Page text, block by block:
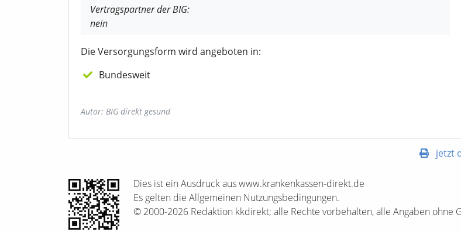
Vertragspartner der BIG:
nein
Die Versorgungsform wird angeboten in:
Bundesweit
Autor: BIG direkt gesund
jetzt
Dies ist ein Ausdruck aus www.krankenkassen-direkt.de
Es gelten die Allgemeinen Nutzungsbedingungen.
© 2000-2026 Redaktion kkdirekt; alle Rechte vorbehalten, alle Angaben ohne